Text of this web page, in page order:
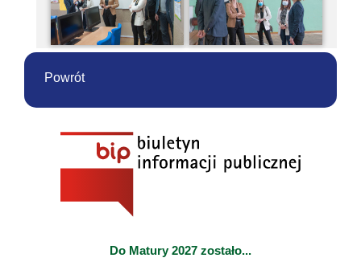
Powrót
Do Matury 2027 zostało...